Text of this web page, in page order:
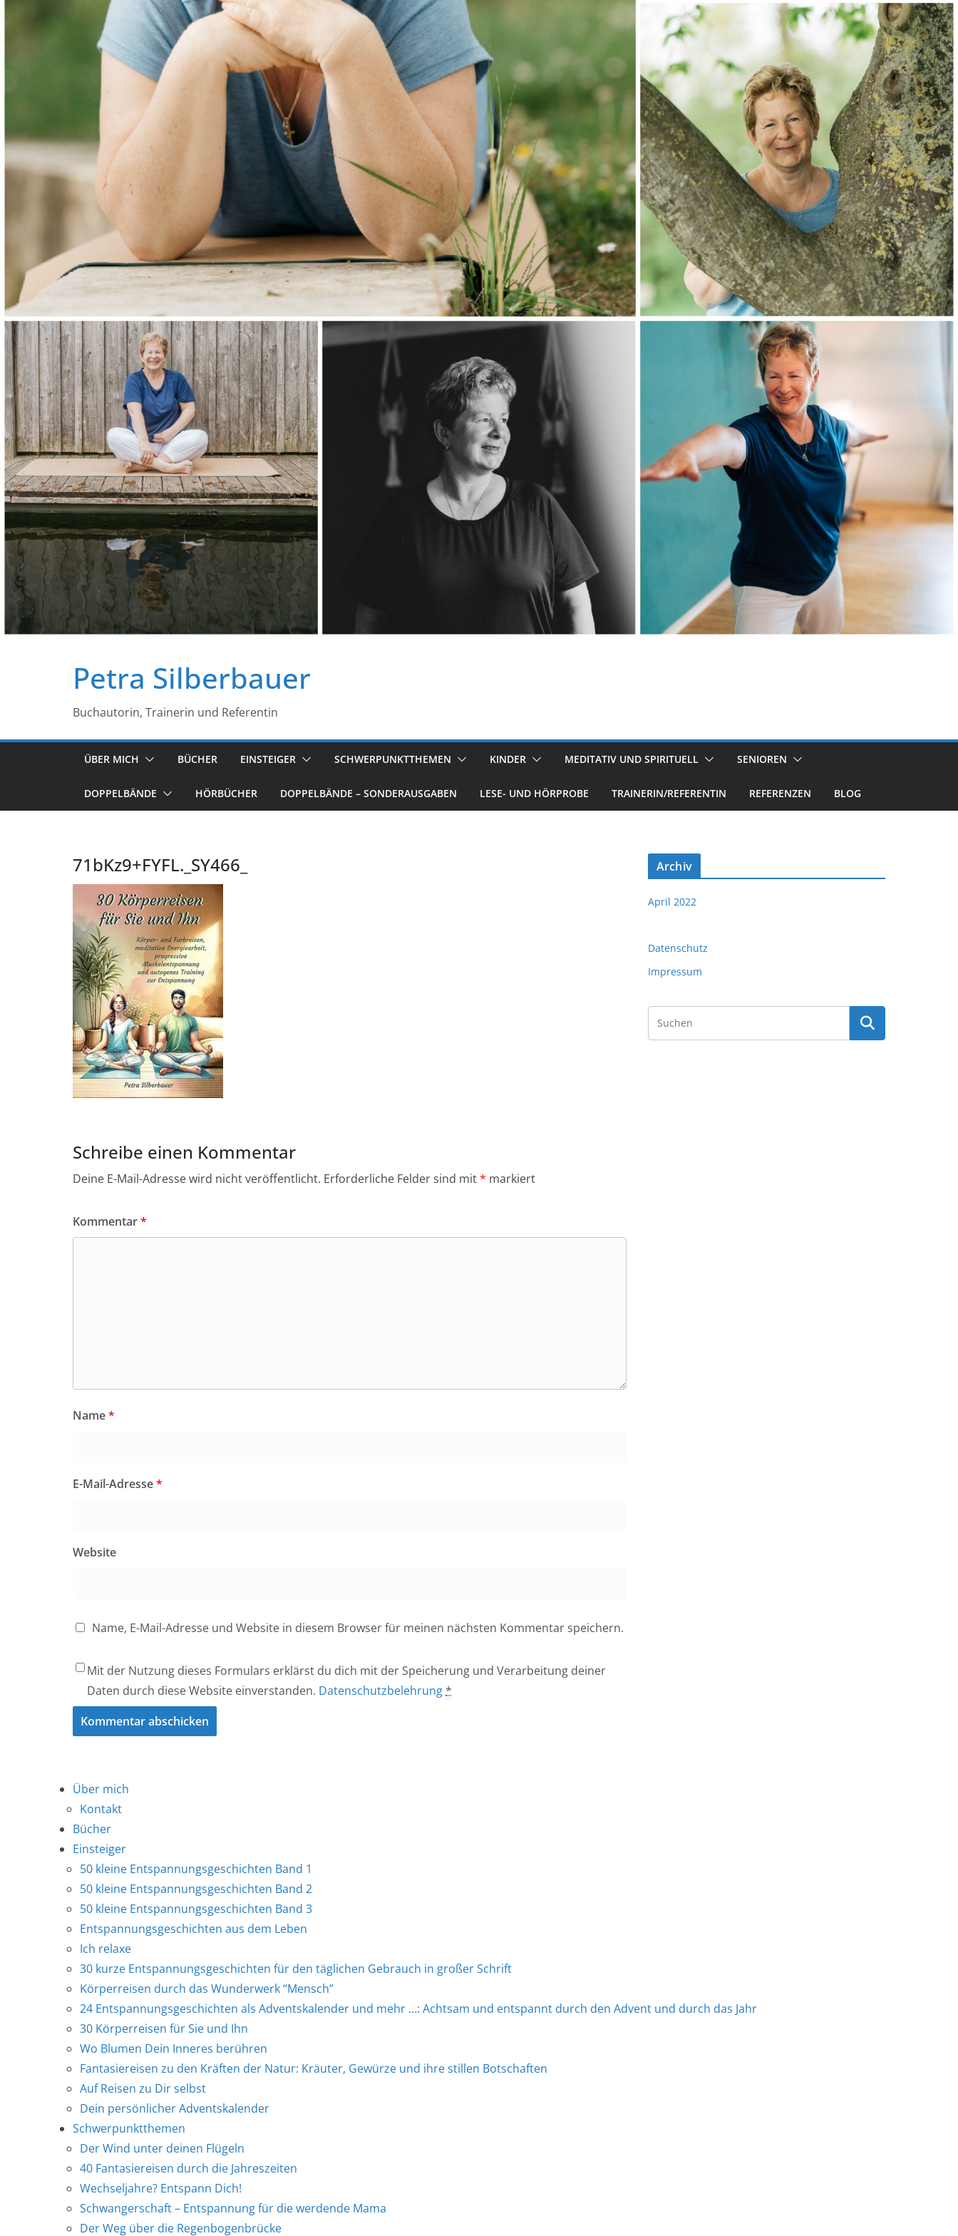
Petra Silberbauer
Buchautorin, Trainerin und Referentin
ÜBER MICH BÜCHER EINSTEIGER SCHWERPUNKTTHEMEN KINDER MEDITATIV UND SPIRITUELL SENIOREN
DOPPELBÄNDE HÖRBÜCHER DOPPELBÄNDE – SONDERAUSGABEN LESE- UND HÖRPROBE TRAINERIN/REFERENTIN REFERENZEN BLOG
71bKz9+FYFL._SY466_
Schreibe einen Kommentar
Deine E-Mail-Adresse wird nicht veröffentlicht. Erforderliche Felder sind mit* markiert
Kommentar*
Name*
E-Mail-Adresse*
Website
Name, E-Mail-Adresse und Website in diesem Browser für meinen nächsten Kommentar speichern.
Mit der Nutzung dieses Formulars erklärst du dich mit der Speicherung und Verarbeitung deiner
Daten durch diese Website einverstanden. Datenschutzbelehrung *
Archiv
April 2022
Datenschutz
Impressum
Über mich
Kontakt
Bücher
Einsteiger
50 kleine Entspannungsgeschichten Band 1
50 kleine Entspannungsgeschichten Band 2
50 kleine Entspannungsgeschichten Band 3
Entspannungsgeschichten aus dem Leben
Ich relaxe
30 kurze Entspannungsgeschichten für den täglichen Gebrauch in großer Schrift
Körperreisen durch das Wunderwerk “Mensch”
24 Entspannungsgeschichten als Adventskalender und mehr …: Achtsam und entspannt durch den Advent und durch das Jahr
30 Körperreisen für Sie und Ihn
Wo Blumen Dein Inneres berühren
Fantasiereisen zu den Kräften der Natur: Kräuter, Gewürze und ihre stillen Botschaften
Auf Reisen zu Dir selbst
Dein persönlicher Adventskalender
Schwerpunktthemen
Der Wind unter deinen Flügeln
40 Fantasiereisen durch die Jahreszeiten
Wechseljahre? Entspann Dich!
Schwangerschaft – Entspannung für die werdende Mama
Der Weg über die Regenbogenbrücke